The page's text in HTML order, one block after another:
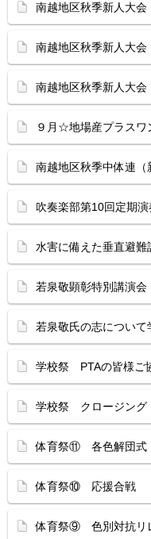
南越地区秋季新人大
南越地区秋季新人大
南越地区秋季新人大
９月☆地場産プラスワ
南越地区秋季中体連（
吹奏楽部第10回定期演
水害に備えた垂直避難
若泉敬顕彰特別講演会
若泉敬氏の志について
学校祭 PTAの皆様ご
学校祭 クロージング
体育祭⑪ 各色解団式
体育祭⑩ 応援合戦
体育祭⑨ 色別対抗リ